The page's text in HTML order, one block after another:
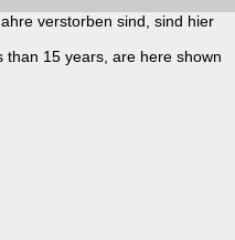
verstorben sind, sind hier
than 15 years, are here shown